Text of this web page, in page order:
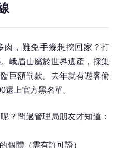
肉，難免手癢想挖回家？打
。峨眉山屬於世界遺產，採集
巨額罰款。去年就有遊客偷
還上官方黑名單。
？問過管理局朋友才知道：
個體（需有許可證）